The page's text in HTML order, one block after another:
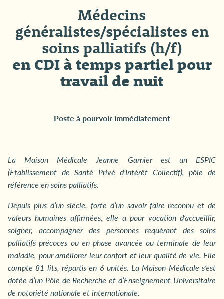
Médecins
généralistes/spécialistes en
soins palliatifs (h/f)
en CDI à temps partiel pour
travail de nuit
Poste à pourvoir immédiatement
La Maison Médicale Jeanne Garnier est un ESPIC
(Etablissement de Santé Privé d’Intérêt Collectif), pôle de
référence en soins palliatifs.
Depuis plus d’un siècle, forte d’un savoir-faire reconnu et de
valeurs humaines affirmées, elle a pour vocation d’accueillir,
soigner, accompagner des personnes requérant des soins
palliatifs précoces ou en phase avancée ou terminale de leur
maladie, pour améliorer leur confort et leur qualité de vie. Elle
compte 81 lits, répartis en 6 unités. La Maison Médicale s’est
dotée d’un Pôle de Recherche et d’Enseignement Universitaire
de notoriété nationale et internationale.